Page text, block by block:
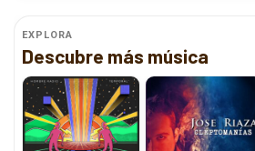
EXPLORA
Descubre más música